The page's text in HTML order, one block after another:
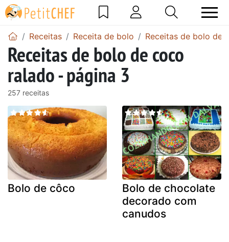
Receitas Receita de bolo Receitas de bolo de
Receitas de bolo de coco
ralado - página 3
257 receitas
Bolo de côco
Bolo de chocolate
decorado com
canudos